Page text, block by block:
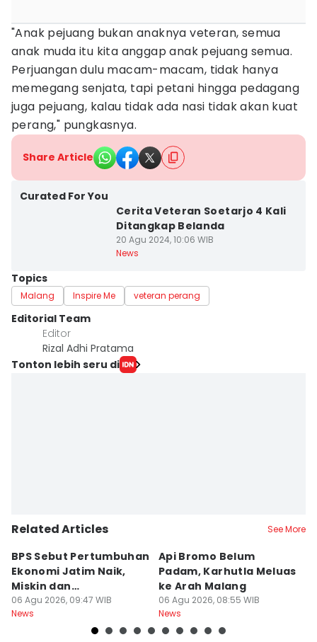
"Anak pejuang bukan anaknya veteran, semua
anak muda itu kita anggap anak pejuang semua.
Perjuangan dulu macam-macam, tidak hanya
memegang senjata, tapi petani hingga pedagang
juga pejuang, kalau tidak ada nasi tidak akan kuat
perang," pungkasnya.
Share Article
Curated For You
Cerita Veteran Soetarjo 4 Kali
Ditangkap Belanda
20 Agu 2024, 10:06 WIB
News
Topics
Malang Inspire Me veteran perang
Editorial Team
Editor
Rizal Adhi Pratama
Tonton lebih seru di
Related Articles See More
BPS Sebut Pertumbuhan
Ekonomi Jatim Naik,
Miskin dan
Pengangguran Turun
06 Agu 2026, 09:47 WIB
News
Api Bromo Belum
Padam, Karhutla Meluas
ke Arah Malang
06 Agu 2026, 08:55 WIB
News